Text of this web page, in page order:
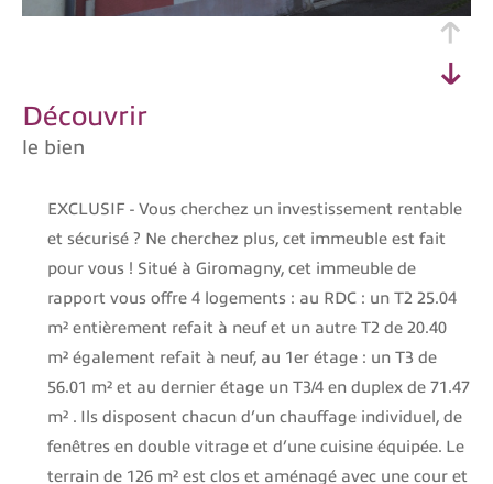
découvrir
le bien
EXCLUSIF - Vous cherchez un investissement rentable
et sécurisé ? Ne cherchez plus, cet immeuble est fait
pour vous ! Situé à Giromagny, cet immeuble de
rapport vous offre 4 logements : au RDC : un T2 25.04
m² entièrement refait à neuf et un autre T2 de 20.40
m² également refait à neuf, au 1er étage : un T3 de
56.01 m² et au dernier étage un T3/4 en duplex de 71.47
m² . Ils disposent chacun d’un chauffage individuel, de
fenêtres en double vitrage et d’une cuisine équipée. Le
terrain de 126 m² est clos et aménagé avec une cour et